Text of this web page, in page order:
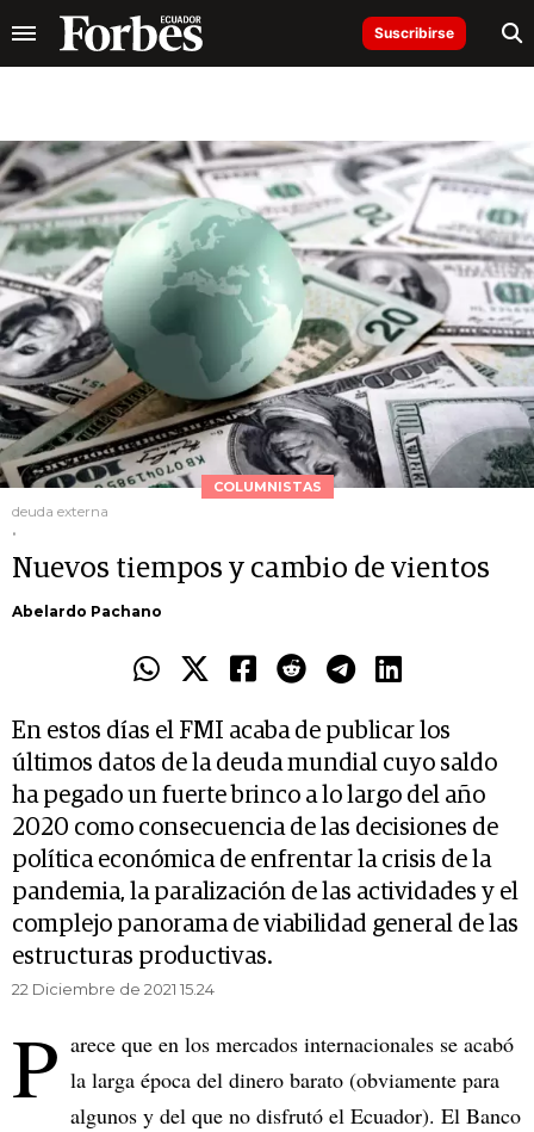
Suscribirse
COLUMNISTAS
deuda externa
.
Nuevos tiempos y cambio de vientos
Abelardo Pachano
En estos días el FMI acaba de publicar los
últimos datos de la deuda mundial cuyo saldo
ha pegado un fuerte brinco a lo largo del año
2020 como consecuencia de las decisiones de
política económica de enfrentar la crisis de la
pandemia, la paralización de las actividades y el
complejo panorama de viabilidad general de las
estructuras productivas.
22 Diciembre de 2021 15.24
P arece que en los mercados internacionales se acabó
la larga época del dinero barato (obviamente para
algunos y del que no disfrutó el Ecuador). El Banco